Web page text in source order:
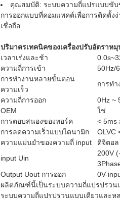
คุณสมบัติ: ระบบความถี่แปรแบบขับ
การออกแบบที่คอมแพคต์เพื่อการติดตั้ง
เชื่อถือ
ปริมาตรเทคนิคของเครื่องปรับอัตราหมุ
เวลาเร่งและช้า
ความถี่การเข้า
50Hz/
การทํางานหลายขั้นตอน
ความเร็ว
การทํ
ความถี่การออก
0Hz ~
OEM
ใช่
การตอบสนองของทอร์ค
< 5ms
การลดความเร็วแบบไดนามิก
OLVC
ความแม่นยําของความถี่ input
ดิจิตอล
input Uin
200V
Output Uout การออก
0V-
ผลิตภัณฑ์นี้เป็นระบบความถี่แปรปรวนแ
ระบบความถี่แปรปรวนแบบเดียวและห